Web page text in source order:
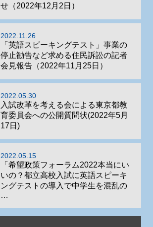
せ（2022年12月2日）
2022.11.26
「英語スピーキングテスト」事業の
停止勧告など求める住民訴訟の記者
会見報告（2022年11月25日）
2022.05.30
入試改革を考える会による東京都教
育委員会への公開質問状(2022年5月
17日)
2022.05.15
「希望政策フォーラム2022本当にい
いの？都立高校入試に英語スピーキ
ングテストの導入で中学生を混乱の
…